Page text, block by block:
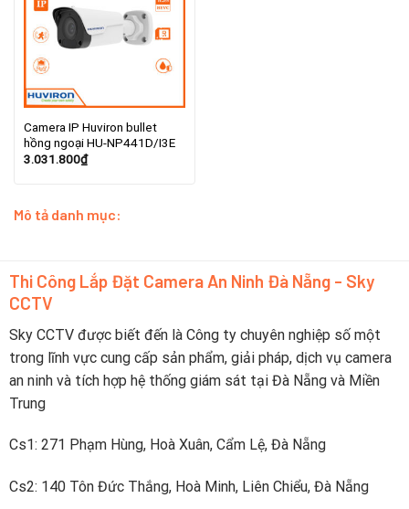
Camera IP Huviron bullet
hồng ngoại HU-NP441D/I3E
3.031.800₫
Mô tả danh mục:
Thi Công Lắp Đặt Camera An Ninh Đà Nẵng - Sky
CCTV
Sky CCTV được biết đến là Công ty chuyên nghiệp số một
trong lĩnh vực cung cấp sản phẩm, giải pháp, dịch vụ camera
an ninh và tích hợp hệ thống giám sát tại Đà Nẵng và Miền
Trung
Cs1: 271 Phạm Hùng, Hoà Xuân, Cẩm Lệ, Đà Nẵng
Cs2: 140 Tôn Đức Thắng, Hoà Minh, Liên Chiểu, Đà Nẵng